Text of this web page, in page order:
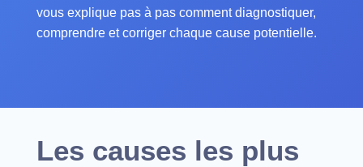
vous explique pas à pas comment diagnostiquer,
comprendre et corriger chaque cause potentielle.
Les causes les plus